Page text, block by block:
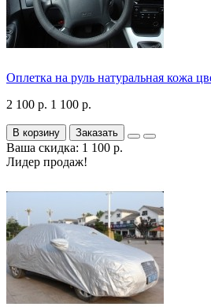
Оплетка на руль натуральная кожа
2 100 р. 1 100 р.
В корзину Заказать
Ваша скидка: 1 100 р.
Лидер продаж!